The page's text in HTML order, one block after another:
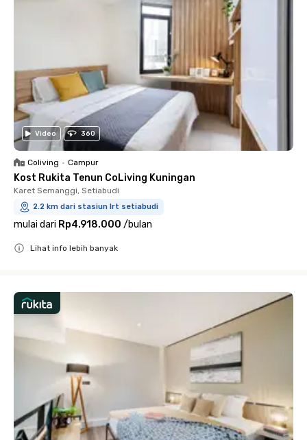
Video 360
Coliving • Campur
Kost Rukita Tenun CoLiving Kuningan
Karet Semanggi, Setiabudi
2.2 km dari stasiun lrt setiabudi
mulai dari Rp4.918.000 /bulan
Lihat info lebih banyak